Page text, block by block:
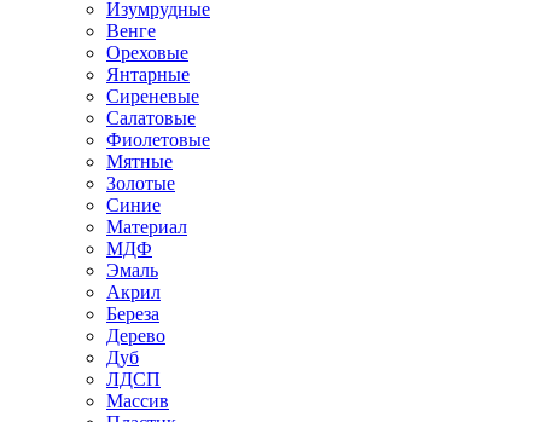
Изумрудные
Венге
Ореховые
Янтарные
Сиреневые
Салатовые
Фиолетовые
Мятные
Золотые
Синие
Материал
МДФ
Эмаль
Акрил
Береза
Дерево
Дуб
ЛДСП
Массив